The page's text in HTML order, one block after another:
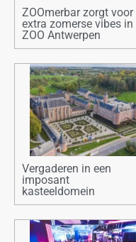
ZOOmerbar zorgt voor
extra zomerse vibes in
ZOO Antwerpen
Vergaderen in een
imposant
kasteeldomein